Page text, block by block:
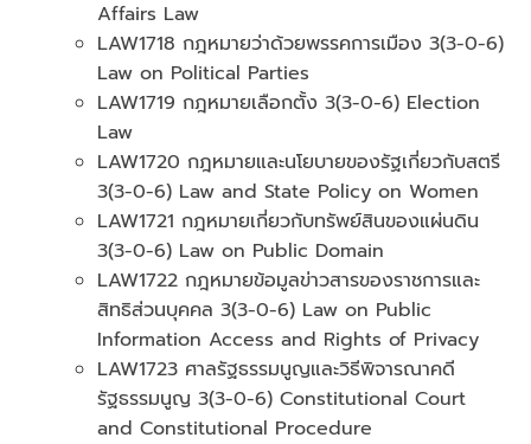
Affairs Law
LAW1718 กฎหมายว่าด้วยพรรคการเมือง 3(3-0-6)
Law on Political Parties
LAW1719 กฎหมายเลือกตั้ง 3(3-0-6) Election
Law
LAW1720 กฎหมายและนโยบายของรัฐเกี่ยวกับสตรี
3(3-0-6) Law and State Policy on Women
LAW1721 กฎหมายเกี่ยวกับทรัพย์สินของแผ่นดิน
3(3-0-6) Law on Public Domain
LAW1722 กฎหมายข้อมูลข่าวสารของราชการและ
สิทธิส่วนบุคคล 3(3-0-6) Law on Public
Information Access and Rights of Privacy
LAW1723 ศาลรัฐธรรมนูญและวิธีพิจารณาคดี
รัฐธรรมนูญ 3(3-0-6) Constitutional Court
and Constitutional Procedure